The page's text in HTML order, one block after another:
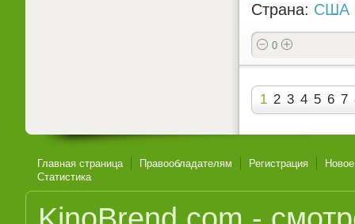
Страна: США
0
1 2 3 4 5 6 7
Главная страница Правообладателям Регистрация
Статистика